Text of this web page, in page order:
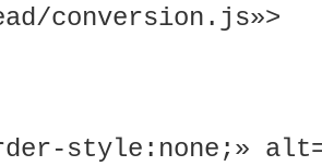
conversion.js»>
style:none;»